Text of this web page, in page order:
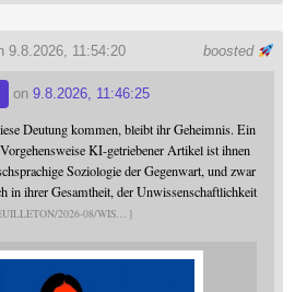
boosted
9.8.2026, 11:54:20
on 9.8.2026, 11:46:25
Deutung kommen, bleibt ihr Geheimnis. Ein
KI-getriebener Artikel ist ihnen
Soziologie der Gegenwart, und zwar
in ihrer Gesamtheit, der Unwissenschaftlichkeit
2026-08/WIS